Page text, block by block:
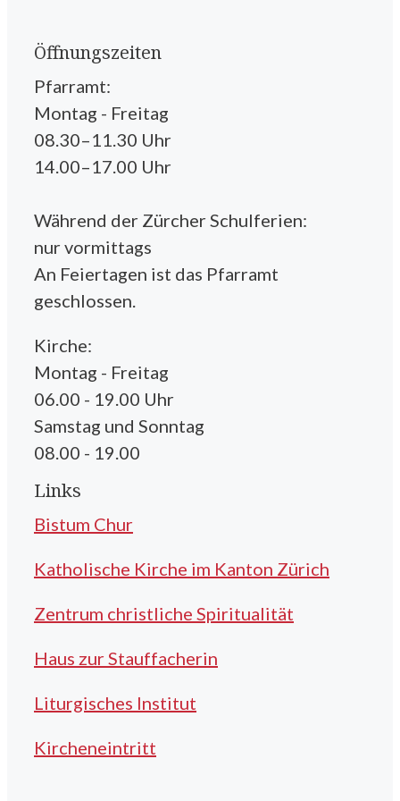
Öffnungszeiten
Pfarramt:
Montag - Freitag
08.30–11.30 Uhr
14.00–17.00 Uhr
Während der Zürcher Schulferien:
nur vormittags
An Feiertagen ist das Pfarramt
geschlossen.
Kirche:
Montag - Freitag
06.00 - 19.00 Uhr
Samstag und Sonntag
08.00 - 19.00
Links
Bistum Chur
Katholische Kirche im Kanton Zürich
Zentrum christliche Spiritualität
Haus zur Stauffacherin
Liturgisches Institut
Kircheneintritt